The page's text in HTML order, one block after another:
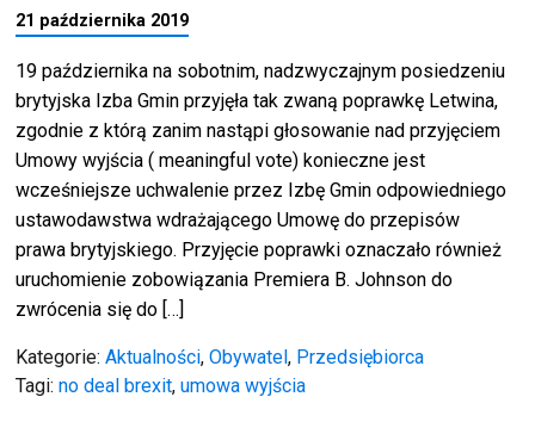
21 października 2019
19 października na sobotnim, nadzwyczajnym posiedzeniu
brytyjska Izba Gmin przyjęła tak zwaną poprawkę Letwina,
zgodnie z którą zanim nastąpi głosowanie nad przyjęciem
Umowy wyjścia ( meaningful vote) konieczne jest
wcześniejsze uchwalenie przez Izbę Gmin odpowiedniego
ustawodawstwa wdrażającego Umowę do przepisów
prawa brytyjskiego. Przyjęcie poprawki oznaczało również
uruchomienie zobowiązania Premiera B. Johnson do
zwrócenia się do […]
Kategorie:Aktualności,Obywatel, Przedsiębiorca
Tagi:no deal brexit,umowa wyjścia